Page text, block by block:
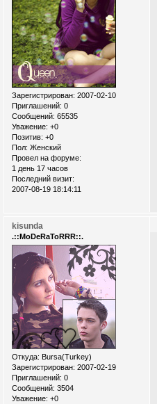
Зарегистрирован: 2007-02-10
Приглашений: 0
Сообщений: 65535
Уважение: +0
Позитив: +0
Пол: Женский
Провел на форуме:
1 день 17 часов
Последний визит:
2007-08-19 18:14:11
kisunda
.::MoDeRaToRRR::.
Откуда: Bursa(Turkey)
Зарегистрирован: 2007-02-19
Приглашений: 0
Сообщений: 3504
Уважение: +0